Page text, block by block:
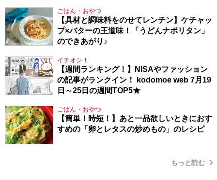
ごはん・おやつ
【具材と調味料をのせてレンチン】ケチャッ
プ×バターの王道味！「うどんナポリタン」
のできあがり♪
イチオシ！
【週間ランキング！】NISAやファッション
の記事がランクイン！ kodomoe web 7月19
日～25日の週間TOP5★
ごはん・おやつ
【簡単！時短！】あと一品欲しいときにおす
すめの「卵とレタスの炒めもの」のレシピ
もっと読む